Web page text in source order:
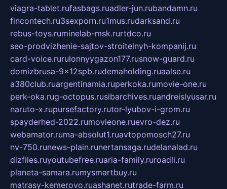
viagra-tablet.rufasbags.ruadler-jun.rubandamn.ru
fincontech.ru3sexporn.ru1mus.rudarksand.ru
rebus-toys.ruminelab-msk.rurtdco.ru
seo-prodvizhenie-sajtov-stroitelnyh-kompanij.ru
card-voice.rurulonnyygazon177.rusnow-guard.ru
domizbrusa-9x12spb.rudemaholding.ruaalse.ru
a380club.ruargentinamia.ruperkoka.rumovie-one.ru
perk-oka.rug-octopus.rusibarchives.ruandreislyusar.ru
naruto-x.rupursefactory.rutor-lyubov-i-grom.ru
spayderhed-2022.rumovieone.ruevro-dez.ru
webamator.ruma-absolut1.ruavtopomosch27.ru
nv-750.runews-plain.runertansaga.rudelanalad.ru
dizfiles.ruyoutubefree.ruaria-family.ruroadli.ru
planeta-samara.rumysmartbuy.ru
matrasy-kemerovo.ruashanet.rutrade-farm.ru